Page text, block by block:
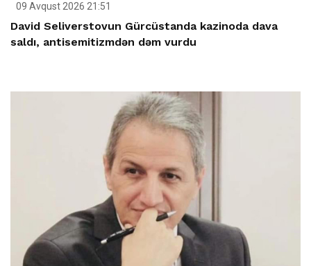
09 Avqust 2026 21:51
David Seliverstovun Gürcüstanda kazinoda dava
saldı, antisemitizmdən dəm vurdu